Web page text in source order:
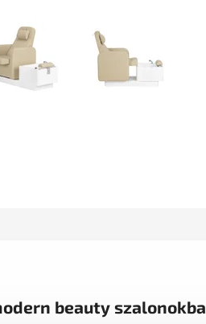
beauty szalonokba